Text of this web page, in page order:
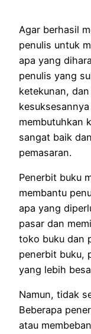
Agar berhasil
penulis untuk
apa yang
penulis yang
ketekunan,
membutuhkan
sangat baik
pemasaran.
Penerbit buku
membantu
apa yang
pasar dan
toko buku dan
penerbit buku,
yang lebih
Namun, tidak
Beberapa
atau